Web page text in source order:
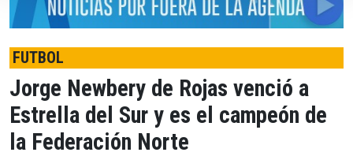
FUTBOL
Jorge Newbery de Rojas venció a
Estrella del Sur y es el campeón de
la Federación Norte